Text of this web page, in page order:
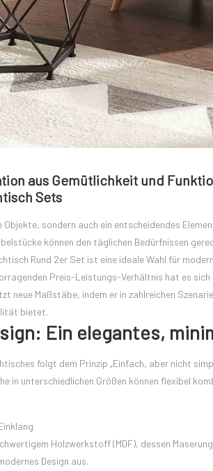
aus Gemütlichkeit und
Sets
sondern auch ein entscheidendes
können den täglichen Bedürfnissen
Rund 2er Set ist eine ideale Wahl für
Preis-Leistungs-Verhältnis hat es
neue Maßstäbe, indem er in zahlreichen
bietet.
Ein elegantes,
folgt dem Prinzip „Einfach, aber nicht
in unterschiedlichen Größen können flexibel
Holzwerkstoff (MDF), dessen
Design aus.